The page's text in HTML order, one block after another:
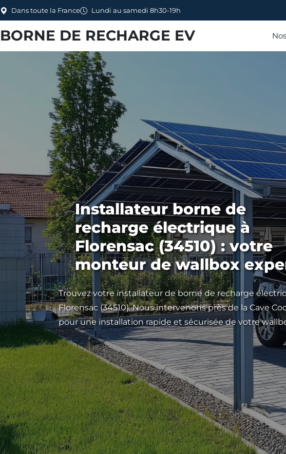
Dans toute la France Lundi au samedi 8h30-19h
BORNE DE RECHARGE EV
Installateur borne de
recharge électrique à
Florensac (34510) : votre
monteur de wallbox
Trouvez votre installateur de borne de recharge
Florensac (34510). Nous intervenons près de la Cave
pour une installation rapide et sécurisée de votre